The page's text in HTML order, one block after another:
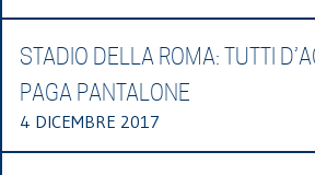
STADIO DELLA ROMA: TUTTI
PAGA PANTALONE
4 DICEMBRE 2017